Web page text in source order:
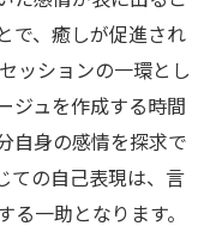
で、癒しが促進され
ッションの一環とし
ジュを作成する時間
自身の感情を探求で
ての自己表現は、言
一助となります。